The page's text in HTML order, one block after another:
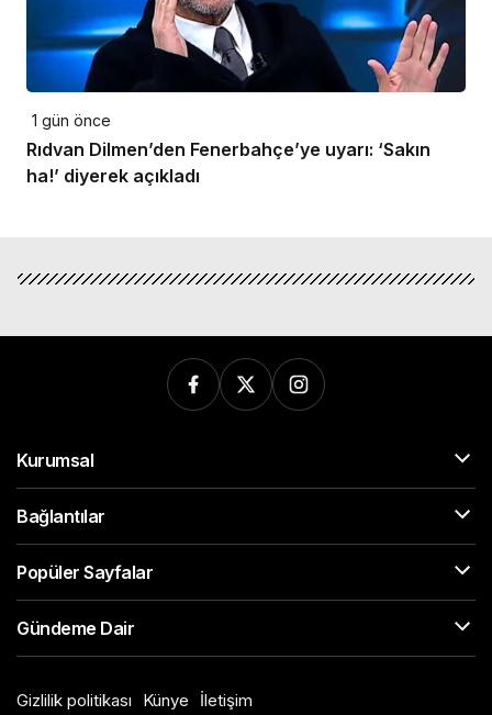
1 gün önce
Rıdvan Dilmen’den Fenerbahçe’ye uyarı: ‘Sakın
ha!’ diyerek açıkladı
Kurumsal
Bağlantılar
Popüler Sayfalar
Gündeme Dair
Gizlilik politikası Künye
İletişim